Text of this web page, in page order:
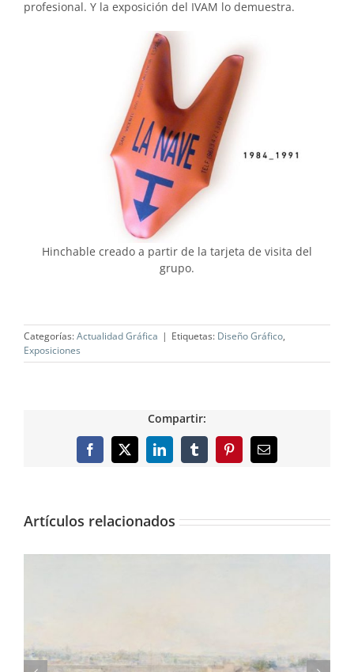
profesional. Y la exposición del IVAM lo demuestra.
Hinchable creado a partir de la tarjeta de visita del
grupo.
Categorías:Actualidad Gráfica | Etiquetas: Diseño Gráfico,
Exposiciones
Compartir:
Facebook
X LinkedInTumblrPinterestCorreo
electrónico
Artículos relacionados